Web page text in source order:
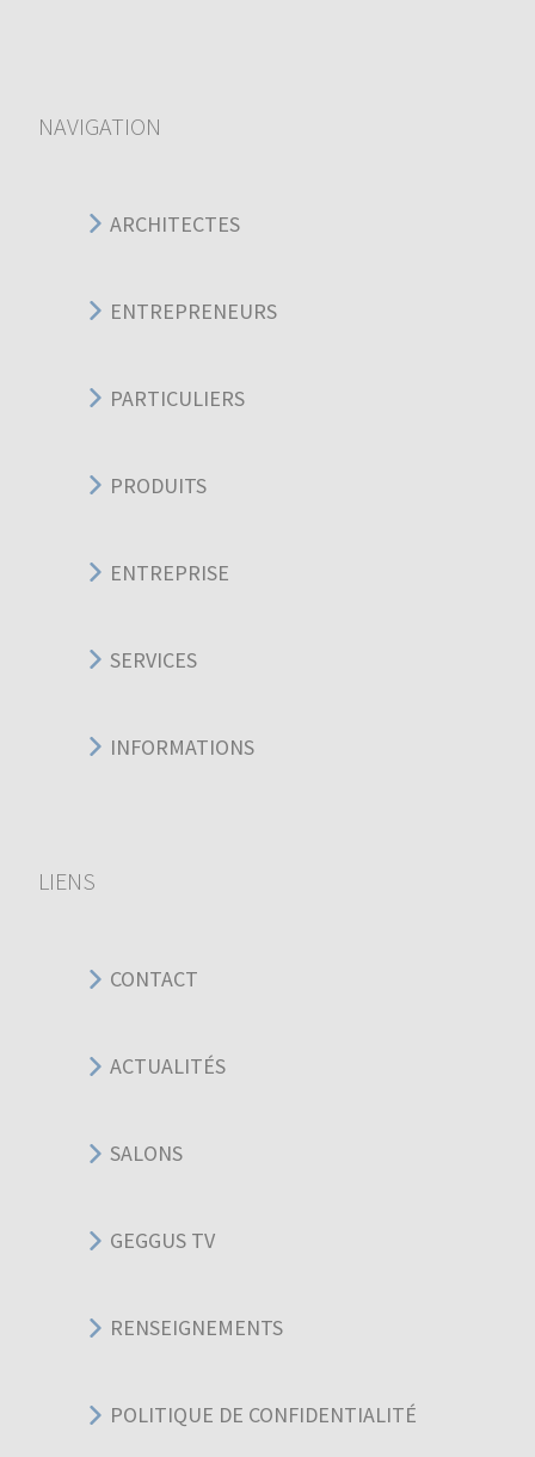
NAVIGATION
ARCHITECTES
ENTREPRENEURS
PARTICULIERS
PRODUITS
ENTREPRISE
SERVICES
INFORMATIONS
LIENS
CONTACT
ACTUALITÉS
SALONS
GEGGUS TV
RENSEIGNEMENTS
POLITIQUE DE CONFIDENTIALITÉ